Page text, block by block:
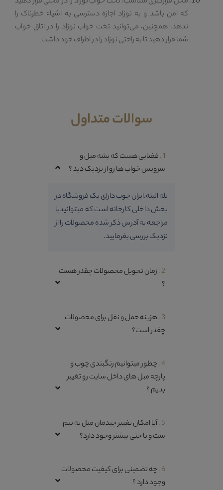
که امن باشد و به نوزاد اجازه دسترسی به اشیاء خطرناک را
ندهد. همچنین، می‌توانید تخت خواب نوزاد را در اتاق خواب
شما قرار دهید تا به راحتی نوزاد را در اطراف خود داشت
سوالات متداول
1 . فضایی هست که بشه مبل و
سرویس خواب ها رو از نزدیک دید ؟
بله البته.ایران چوب دارای یک فروشگاه در
بخش داخلی کارخانه است که میتوانیدبا
مراجعه به آدرس ذکر شده محصولات را از
نزدیک بررسی بفرمایید.
2 . زمان تحویل محصولات چقدر هست
؟
3 . هزینه حمل و نقل برای محصولات
چقدر است؟
4 . چطور میتوانیم رنگبندی چوب و
پارچه مبل های داخل سایت رو تغییر
بدیم ؟
5 . آیا امکان تغییر چیدمان مبل به نیم
ست و یا حتی بیشتر وجود دارد؟
6 . چه تضمینی برای کیفیت محصولات
وجود دارد ؟